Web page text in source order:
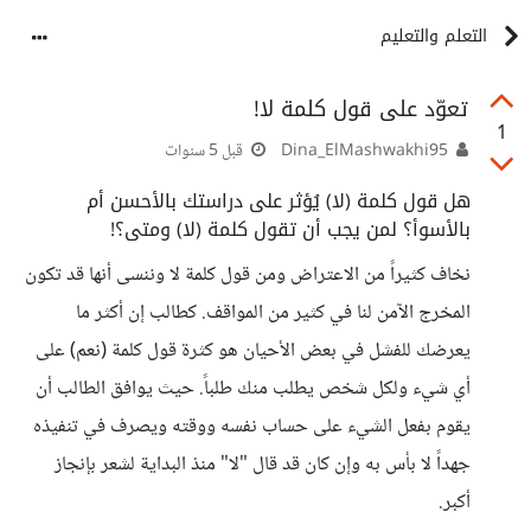
التعلم والتعليم
1
تعوّد على قول كلمة لا!
قبل 5 سنوات
هل قول كلمة (لا) يُؤثر على دراستك بالأحسن أم
بالأسوأ؟ لمن يجب أن تقول كلمة (لا) ومتى؟!
نخاف كثيراً من الاعتراض ومن قول كلمة لا وننسى أنها قد تكون
المخرج الآمن لنا في كثير من المواقف. كطالب إن أكثر ما
يعرضك للفشل في بعض الأحيان هو كثرة قول كلمة (نعم) على
أي شيء ولكل شخص يطلب منك طلباً. حيث يوافق الطالب أن
يقوم بفعل الشيء على حساب نفسه ووقته ويصرف في تنفيذه
جهداً لا بأس به وإن كان قد قال "لا" منذ البداية لشعر بإنجاز
أكبر.